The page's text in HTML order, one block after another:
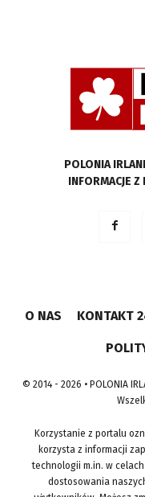
POLONIA
INFORMACJE
O NAS KONTAKT
© 2014 - 2026 • POLONIA
Korzystanie z portalu
korzysta z informacji
technologii m.in. w
dostosowania